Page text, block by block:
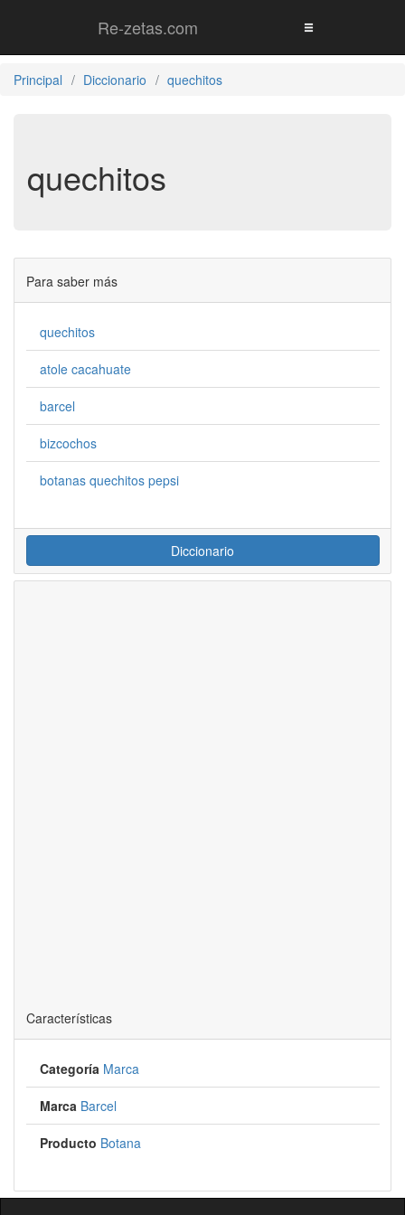
Re-zetas.com
Principal Diccionario quechitos
quechitos
Para saber más
quechitos
atole cacahuate
barcel
bizcochos
botanas quechitos pepsi
Diccionario
Características
Categoría Marca
Marca Barcel
Producto Botana